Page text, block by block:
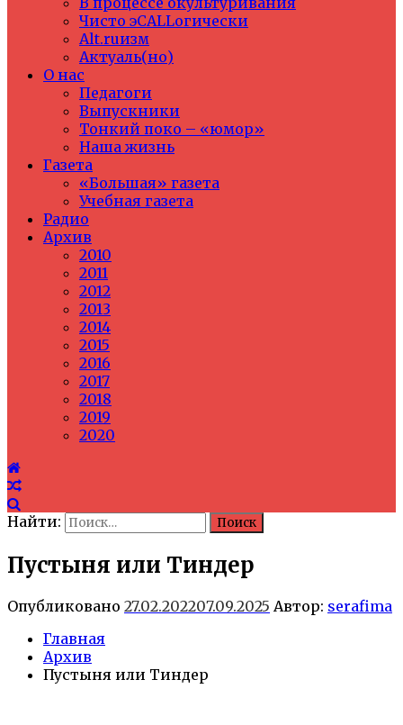
Чисто эCALLогически
Alt.ruизм
Актуаль(но)
О нас
Педагоги
Выпускники
Тонкий поко – «юмор»
Наша жизнь
Газета
«Большая» газета
Учебная газета
Радио
Архив
2010
2011
2012
2013
2014
2015
2016
2017
2018
2019
2020
Найти:
Пустыня или Тиндер
Опубликовано 27.02.202207.09.2025 Автор: serafima
Главная
Архив
Пустыня или Тиндер